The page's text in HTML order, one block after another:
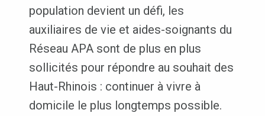
population devient un défi, les
auxiliaires de vie et aides-soignants du
Réseau APA sont de plus en plus
sollicités pour répondre au souhait des
Haut-Rhinois : continuer à vivre à
domicile le plus longtemps possible.